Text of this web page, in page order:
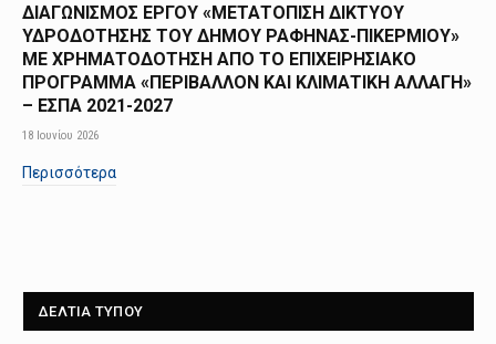
ΔΙΑΓΩΝΙΣΜΟΣ ΕΡΓΟΥ «ΜΕΤΑΤΟΠΙΣΗ ΔΙΚΤΥΟΥ
ΥΔΡΟΔΟΤΗΣΗΣ ΤΟΥ ΔΗΜΟΥ ΡΑΦΗΝΑΣ-ΠΙΚΕΡΜΙΟΥ»
ΜΕ ΧΡΗΜΑΤΟΔΟΤΗΣΗ ΑΠΟ TO ΕΠΙΧΕΙΡΗΣΙΑΚΟ
ΠΡΟΓΡΑΜΜΑ «ΠΕΡΙΒΑΛΛΟΝ ΚΑΙ ΚΛΙΜΑΤΙΚΗ ΑΛΛΑΓΗ»
– ΕΣΠΑ 2021-2027
18 Ιουνίου 2026
Περισσότερα
ΔΕΛΤΙΑ ΤΥΠΟΥ